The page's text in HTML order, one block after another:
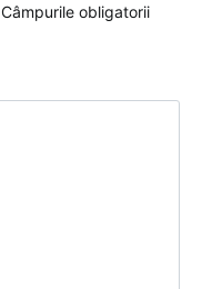
Câmpurile obligatorii